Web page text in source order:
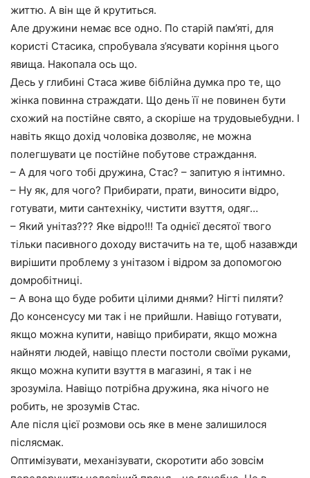
життю. А він ще й крутиться.
Але дружини немає все одно. По старій пам’яті, для
користі Стасика, спробувала з’ясувати коріння цього
явища. Накопала ось що.
Десь у глибині Стаса живе біблійна думка про те, що
жінка повинна страждати. Що день її не повинен бути
схожий на постійне свято, а скоріше на трудовыебудни. І
навіть якщо дохід чоловіка дозволяє, не можна
полегшувати це постійне побутове страждання.
– А для чого тобі дружина, Стас? – запитую я інтимно.
– Ну як, для чого? Прибирати, прати, виносити відро,
готувати, мити сантехніку, чистити взуття, одяг…
– Який унітаз??? Яке відро!!! Та однієї десятої твого
тільки пасивного доходу вистачить на те, щоб назавжди
вирішити проблему з унітазом і відром за допомогою
домробітниці.
– А вона що буде робити цілими днями? Нігті пиляти?
До консенсусу ми так і не прийшли. Навіщо готувати,
якщо можна купити, навіщо прибирати, якщо можна
найняти людей, навіщо плести постоли своїми руками,
якщо можна купити взуття в магазині, я так і не
зрозуміла. Навіщо потрібна дружина, яка нічого не
робить, не зрозумів Стас.
Але після цієї розмови ось яке в мене залишилося
післясмак.
Оптимізувати, механізувати, скоротити або зовсім